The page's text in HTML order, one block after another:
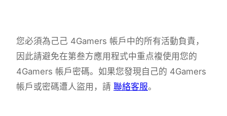
您必須為己己 4Gamers 帳戶中的所有活動負責，
因此請避免在第叁方應用程式中重点複使用您的
4Gamers 帳戶密碼。如果您發現自己的 4Gamers
帳戶或密碼遭人盜用，請 聯絡客服。